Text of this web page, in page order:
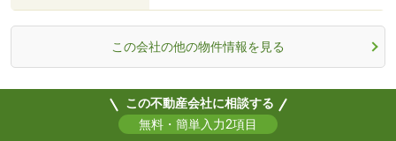
この会社の他の物件情報を見る
この不動産会社に相談する
無料・簡単入力2項目